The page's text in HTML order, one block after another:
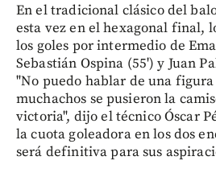
En el tradicional clásico del
esta vez en el hexagonal final,
los goles por intermedio de
Sebastián Ospina (55') y Juan
"No puedo hablar de una
muchachos se pusieron la
victoria", dijo el técnico Óscar
la cuota goleadora en los dos
será definitiva para sus